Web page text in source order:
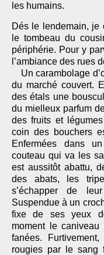
les humains.
Dés le lendemain, je
le tombeau du
périphérie. Pour y
l’ambiance des rues
Un carambolage
du marché couvert.
des étals une
du mielleux parfum
des fruits et
coin des bouchers
Enfermées dans
couteau qui va les
est aussitôt abattu,
des abats, les
s’échapper de
Suspendue à un
fixe de ses yeux
moment le caniveau
fanées.
rougies par le sang